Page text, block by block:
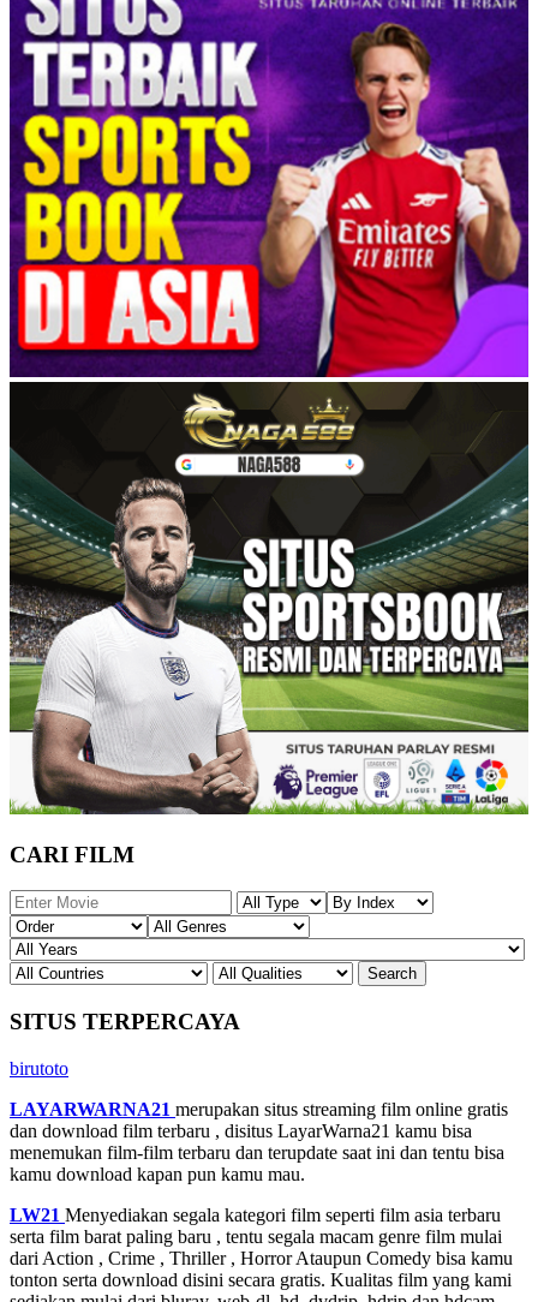
CARI FILM
SITUS TERPERCAYA
birutoto
LAYARWARNA21 merupakan situs streaming film online gratis
dan download film terbaru , disitus LayarWarna21 kamu bisa
menemukan film-film terbaru dan terupdate saat ini dan tentu bisa
kamu download kapan pun kamu mau.
LW21 Menyediakan segala kategori film seperti film asia terbaru
serta film barat paling baru , tentu segala macam genre film mulai
dari Action , Crime , Thriller , Horror Ataupun Comedy bisa kamu
tonton serta download disini secara gratis. Kualitas film yang kami